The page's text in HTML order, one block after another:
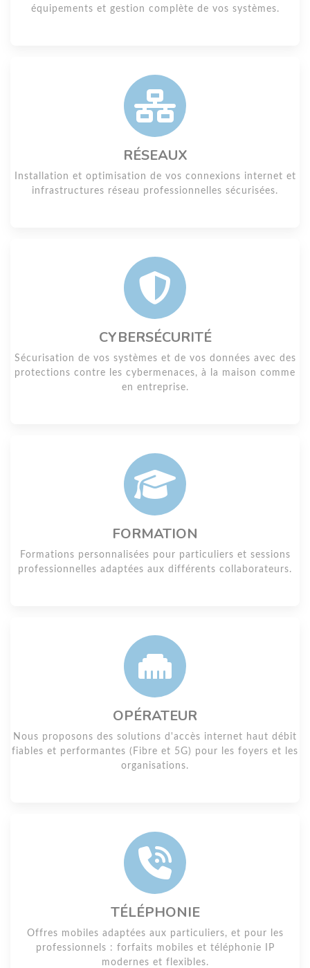
équipements et gestion complète de vos systèmes.
RÉSEAUX
Installation et optimisation de vos connexions internet et
infrastructures réseau professionnelles sécurisées.
CYBERSÉCURITÉ
Sécurisation de vos systèmes et de vos données avec des
protections contre les cybermenaces, à la maison comme
en entreprise.
FORMATION
Formations personnalisées pour particuliers et sessions
professionnelles adaptées aux différents collaborateurs.
OPÉRATEUR
Nous proposons des solutions d'accès internet haut débit
fiables et performantes (Fibre et 5G) pour les foyers et les
organisations.
TÉLÉPHONIE
Offres mobiles adaptées aux particuliers, et pour les
professionnels : forfaits mobiles et téléphonie IP
modernes et flexibles.